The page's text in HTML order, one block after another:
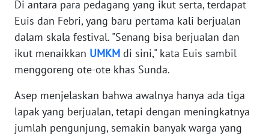
Di antara para pedagang yang ikut serta, terdapat
Euis dan Febri, yang baru pertama kali berjualan
dalam skala festival. "Senang bisa berjualan dan
ikut menaikkan UMKM di sini," kata Euis sambil
menggoreng ote-ote khas Sunda.
Asep menjelaskan bahwa awalnya hanya ada tiga
lapak yang berjualan, tetapi dengan meningkatnya
jumlah pengunjung, semakin banyak warga yang
WN
SUMSEL
BENGKULU